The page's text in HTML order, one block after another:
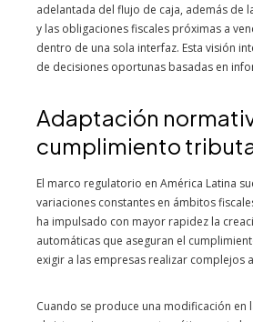
adelantada del flujo de caja, además de
y las obligaciones fiscales próximas a
dentro de una sola interfaz. Esta visión
de decisiones oportunas basadas en
Adaptación
cumplimiento
El marco regulatorio en América Latina
variaciones constantes en ámbitos
ha impulsado con mayor rapidez la
automáticas que aseguran el
exigir a las empresas realizar complejos
Cuando se produce una modificación en